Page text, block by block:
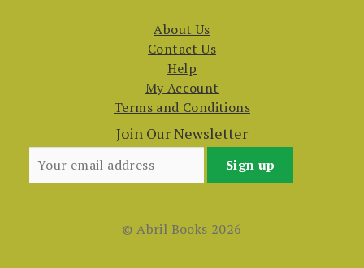
About Us
Contact Us
Help
My Account
Terms and Conditions
Join Our Newsletter
© Abril Books 2026